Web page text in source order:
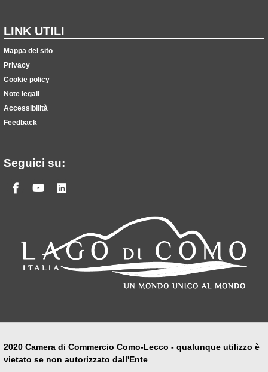
LINK UTILI
Mappa del sito
Privacy
Cookie policy
Note legali
Accessibilità
Feedback
Seguici su:
Facebook
Youtube
2020 Camera di Commercio Como-Lecco - qualunque utilizzo è
vietato se non autorizzato dall'Ente